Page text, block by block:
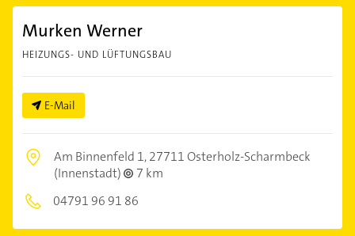
Murken Werner
HEIZUNGS- UND LÜFTUNGSBAU
E-Mail
Am Binnenfeld 1,27711 Osterholz-Scharmbeck
(Innenstadt)
7 km
04791 96 91 86